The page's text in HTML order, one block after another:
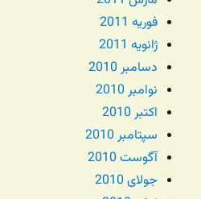
فوریه 2011
ژانویه 2011
دسامبر 2010
نوامبر 2010
اکتبر 2010
سپتامبر 2010
آگوست 2010
جولای 2010